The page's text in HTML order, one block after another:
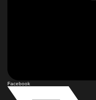
Facebook